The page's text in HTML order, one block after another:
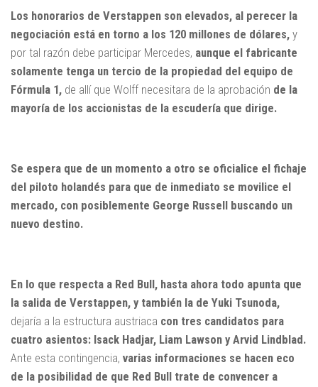
Los honorarios de Verstappen son elevados, al perecer la
negociación está en torno a los 120 millones de dólares, y
por tal razón debe participar Mercedes, aunque el fabricante
solamente tenga un tercio de la propiedad del equipo de
Fórmula 1, de allí que Wolff necesitara de la aprobación de la
mayoría de los accionistas de la escudería que dirige.
Se espera que de un momento a otro se oficialice el fichaje
del piloto holandés para que de inmediato se movilice el
mercado, con posiblemente George Russell buscando un
nuevo destino.
En lo que respecta a Red Bull, hasta ahora todo apunta que
la salida de Verstappen, y también la de Yuki Tsunoda,
dejaría a la estructura austriaca con tres candidatos para
cuatro asientos: Isack Hadjar, Liam Lawson y Arvid Lindblad.
Ante esta contingencia, varias informaciones se hacen eco
de la posibilidad de que Red Bull trate de convencer a